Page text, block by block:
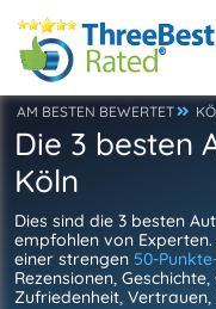
AM BESTEN BEWERTET
Die 3 besten
Köln
Dies sind die 3 besten
empfohlen von
einer strengen 50-
Rezensionen,
Zufriedenheit,